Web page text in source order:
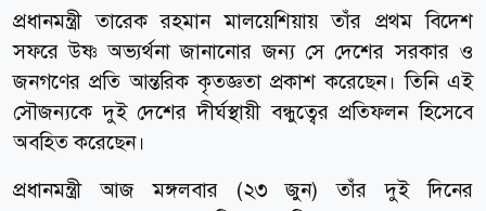
প্রধানমন্ত্রী তারেক রহমান মালয়েশিয়ায় তাঁর প্রথম বিদেশ
সফরে উষ্ণ অভ্যর্থনা জানানোর জন্য সে দেশের সরকার ও
জনগণের প্রতি আন্তরিক কৃতজ্ঞতা প্রকাশ করেছেন। তিনি এই
সৌজন্যকে দুই দেশের দীর্ঘস্থায়ী বন্ধুত্বের প্রতিফলন হিসেবে
অবহিত করেছেন।
প্রধানমন্ত্রী আজ মঙ্গলবার (২৩ জুন) তাঁর দুই দিনের